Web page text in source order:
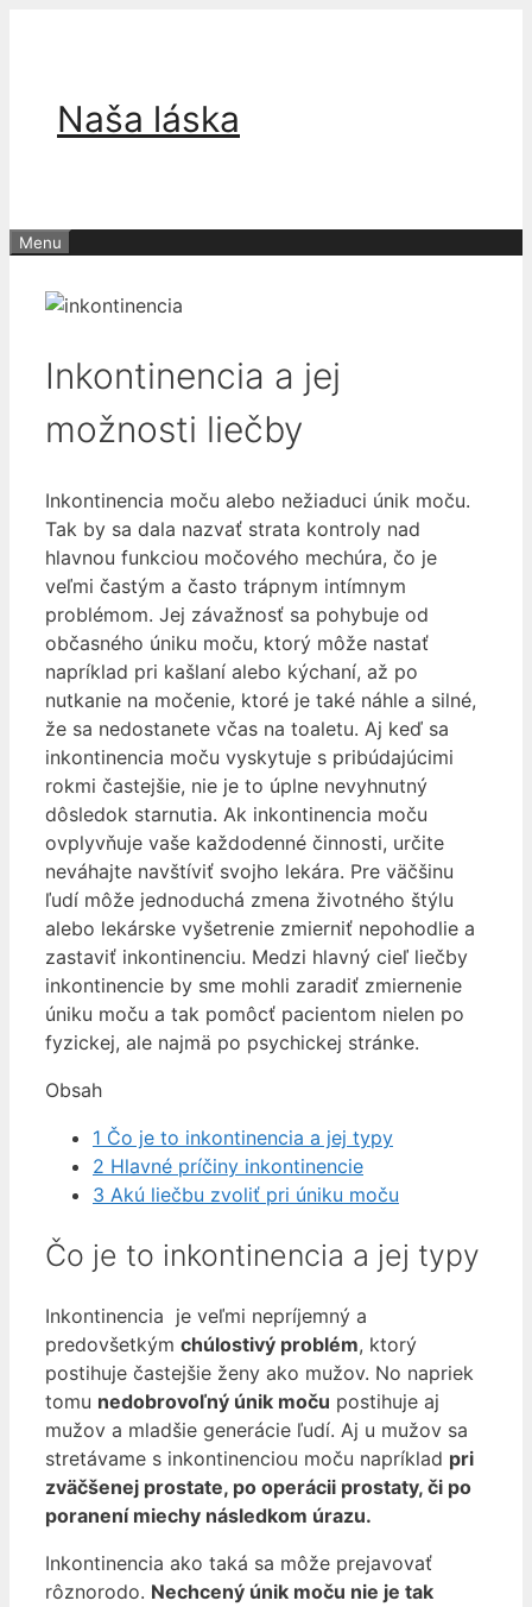
Naša láska
Menu
Inkontinencia a jej
možnosti liečby
Inkontinencia moču alebo nežiaduci únik moču.
Tak by sa dala nazvať strata kontroly nad
hlavnou funkciou močového mechúra, čo je
veľmi častým a často trápnym intímnym
problémom. Jej závažnosť sa pohybuje od
občasného úniku moču, ktorý môže nastať
napríklad pri kašlaní alebo kýchaní, až po
nutkanie na močenie, ktoré je také náhle a silné,
že sa nedostanete včas na toaletu. Aj keď sa
inkontinencia moču vyskytuje s pribúdajúcimi
rokmi častejšie, nie je to úplne nevyhnutný
dôsledok starnutia. Ak inkontinencia moču
ovplyvňuje vaše každodenné činnosti, určite
neváhajte navštíviť svojho lekára. Pre väčšinu
ľudí môže jednoduchá zmena životného štýlu
alebo lekárske vyšetrenie zmierniť nepohodlie a
zastaviť inkontinenciu. Medzi hlavný cieľ liečby
inkontinencie by sme mohli zaradiť zmiernenie
úniku moču a tak pomôcť pacientom nielen po
fyzickej, ale najmä po psychickej stránke.
Obsah
1 Čo je to inkontinencia a jej typy
2 Hlavné príčiny inkontinencie
3 Akú liečbu zvoliť pri úniku moču
Čo je to inkontinencia a jej typy
Inkontinencia je veľmi nepríjemný a
predovšetkým chúlostivý problém, ktorý
postihuje častejšie ženy ako mužov. No napriek
tomu nedobrovoľný únik moču postihuje aj
mužov a mladšie generácie ľudí. Aj u mužov sa
stretávame s inkontinenciou moču napríklad pri
zväčšenej prostate, po operácii prostaty, či po
poranení miechy následkom úrazu.
Inkontinencia ako taká sa môže prejavovať
rôznorodo. Nechcený únik moču nie je tak